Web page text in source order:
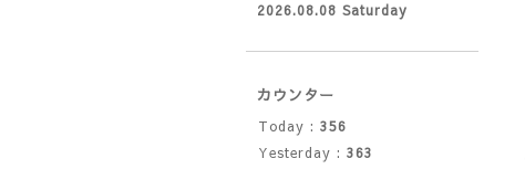
2026.08.08 Saturday
カウンター
Today : 356
Yesterday : 363